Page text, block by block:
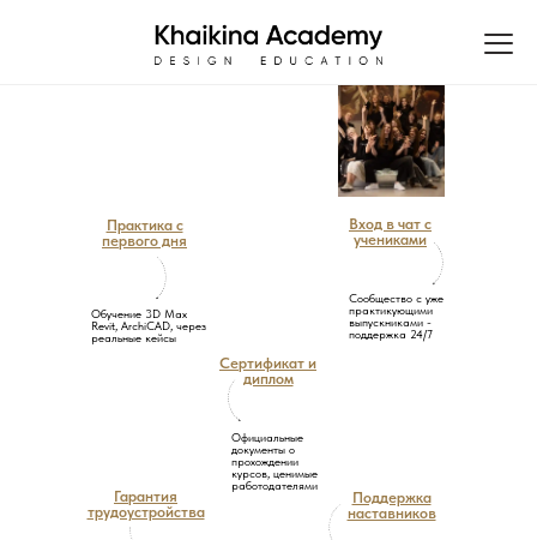
Гарантия
трудоустройства
Практика с
первого дня
Сертификат и
диплом
Поддержка
наставников
Вход в чат с
учениками
Официальные
документы о
прохождении
курсов, ценимые
работодателями
Обучение 3D Max
Revit, ArchiCAD, через
реальные кейсы
Сообщество с уже
практикующими
выпускниками -
поддержка 24/7